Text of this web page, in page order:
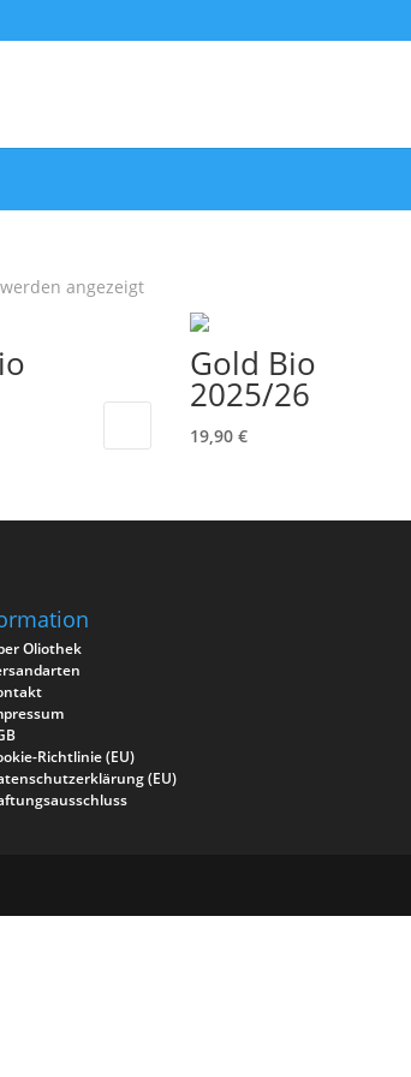
angezeigt
Gold Bio
2025/26
19,90€
Oliothek
Richtlinie (EU)
(EU)